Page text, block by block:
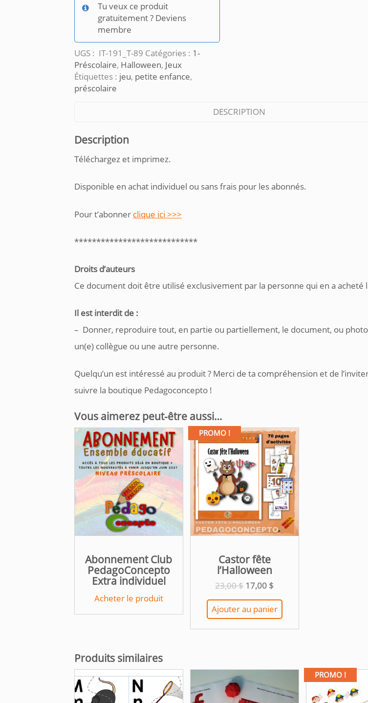
zoom_Halloween
Tu veux ce produit
gratuitement ? Deviens
membre
UGS : IT-191_T-89 Catégories : 1-
Préscolaire, Halloween, Jeux
Étiquettes : jeu, petite enfance,
préscolaire
DESCRIPTION
Description
Téléchargez et imprimez.
Disponible en achat individuel ou sans frais pour les abonnés.
Pour t’abonner clique ici >>>
****************************
Droits d’auteurs
Ce document doit être utilisé exclusivement par la personne qui en a acheté
Il est interdit de :
– Donner, reproduire tout, en partie ou partiellement, le document, ou
un(e) collègue ou une autre personne.
Quelqu’un est intéressé au produit ? Merci de ta compréhension et de
suivre la boutique Pedagoconcepto !
Vous aimerez peut-être aussi…
Abonnement Club
PedagoConcepto
Extra individuel
Acheter le produit
PROMO !
Castor fête
l’Halloween
23,00$ Le
prix
initial
était :
23,00 $.
17,00 $Le
actuel
est :
17,00 $.
Ajouter au panier
Produits similaires
PROMO !